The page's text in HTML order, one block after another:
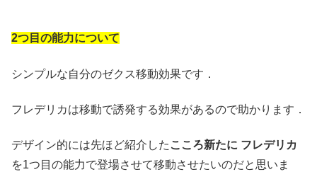
2つ目の能力について
シンプルな自分のゼクス移動効果です．
フレデリカは移動で誘発する効果があるので助かります．
デザイン的には先ほど紹介した こころ新たに フレデリカ
を1つ目の能力で登場させて移動させたいのだと思いま